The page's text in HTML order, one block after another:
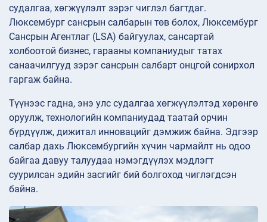
судалгаа, хөгжүүлэлт зэрэг чиглэл багтдаг.
Люксембург сансрын салбарын төв болох, Люксембург
Сансрын Агентлаг (LSA) байгуулах, сансартай
холбоотой бизнес, гарааны компаниудыг татах
санаачилгууд зэрэг сансрын салбарт онцгой сонирхол
гаргаж байна.
Түүнээс гадна, энэ улс судалгаа хөгжүүлэлтэд хөрөнгө
оруулж, технологийн компаниудад таатай орчин
бүрдүүлж, дижитал инновацийг дэмжиж байна. Эдгээр
салбар дахь Люксембургийн хүчин чармайлт нь одоо
байгаа давуу талуудаа нэмэгдүүлэх мэдлэгт
суурилсан эдийн засгийг бий болгоход чиглэгдсэн
байна.